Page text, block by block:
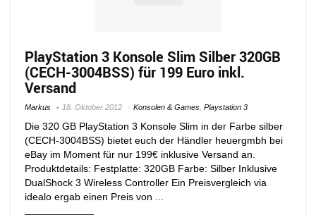
PlayStation 3 Konsole Slim Silber 320GB
(CECH-3004BSS) für 199 Euro inkl.
Versand
Markus 18. Oktober 2012 Konsolen & Games Playstation 3
Die 320 GB PlayStation 3 Konsole Slim in der Farbe silber
(CECH-3004BSS) bietet euch der Händler heuergmbh bei
eBay im Moment für nur 199€ inklusive Versand an.
Produktdetails: Festplatte: 320GB Farbe: Silber Inklusive
DualShock 3 Wireless Controller Ein Preisvergleich via
idealo ergab einen Preis von ...